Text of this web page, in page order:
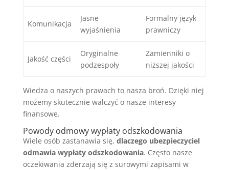
Komunikacja
Jasne
wyjaśnienia
Formalny język
prawniczy
Jakość części
Oryginalne
podzespoły
Zamienniki o
niższej jakości
Wiedza o naszych prawach to nasza broń. Dzięki niej
możemy skutecznie walczyć o nasze interesy
finansowe.
Powody odmowy wypłaty odszkodowania
Wiele osób zastanawia się, dlaczego ubezpieczyciel
odmawia wypłaty odszkodowania. Często nasze
oczekiwania zderzają się z surowymi zapisami w